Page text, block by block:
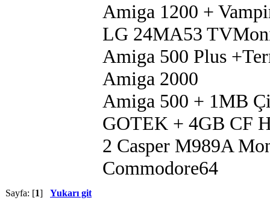
Amiga 1200 +
LG 24MA53
Amiga 500 Plus
Amiga 2000
Amiga 500 + 1MB
GOTEK + 4GB CF
2 Casper M989A
Commodore64
Sayfa: [1] Yukarı git